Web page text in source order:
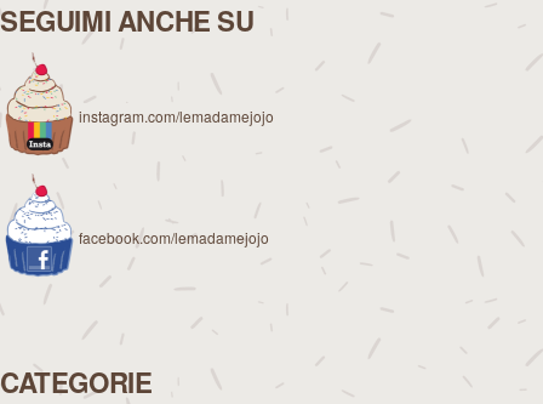
SEGUIMI ANCHE SU
instagram.com/lemadamejojo
facebook.com/lemadamejojo
CATEGORIE